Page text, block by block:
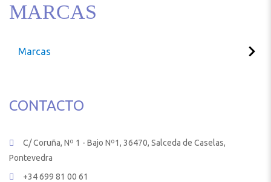
MARCAS
Marcas
CONTACTO
C/ Coruña, Nº 1 - Bajo Nº1, 36470, Salceda de Caselas,
Pontevedra
+34 699 81 00 61